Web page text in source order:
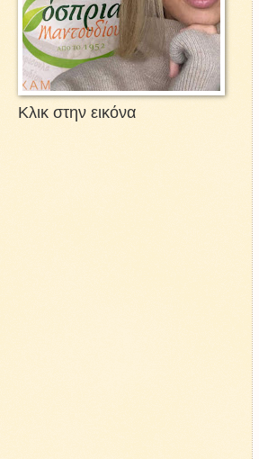
Κλικ στην εικόνα